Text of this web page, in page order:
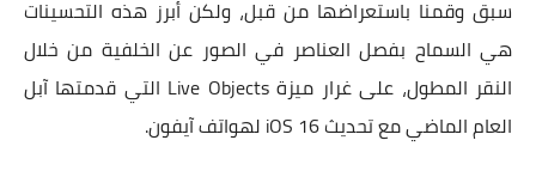
سبق وقمنا باستعراضها من قبل، ولكن أبرز هذه التحسينات
هي السماح بفصل العناصر في الصور عن الخلفية من خلال
النقر المطول، على غرار ميزة Live Objects التي قدمتها آبل
العام الماضي مع تحديث iOS 16 لهواتف آيفون.